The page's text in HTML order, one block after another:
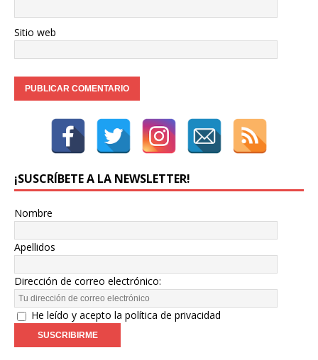
Sitio web
¡SUSCRÍBETE A LA NEWSLETTER!
Nombre
Apellidos
Dirección de correo electrónico:
He leído y acepto la política de privacidad